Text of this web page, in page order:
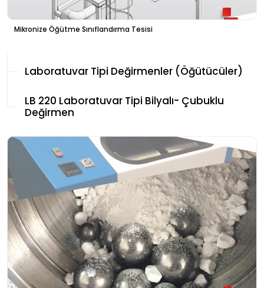
Mikronize Öğütme Sınıflandırma Tesisi
Laboratuvar Tipi Değirmenler (Öğütücüler)
LB 220 Laboratuvar Tipi Bilyalı- Çubuklu
Değirmen